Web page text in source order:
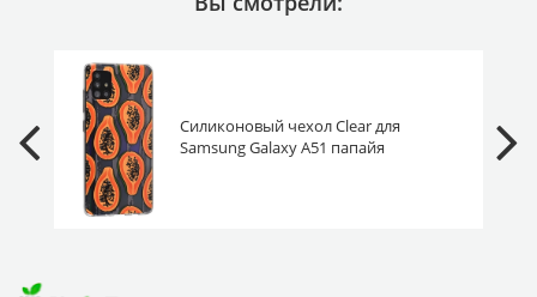
Силиконовый чехол Clear для
Samsung Galaxy A51 папайя